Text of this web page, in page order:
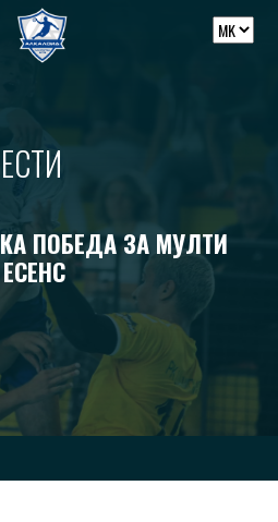
ПОБЕДА ЗА МУЛТИ
ЕСЕНС